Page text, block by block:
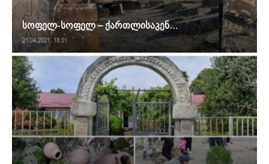
სოფელ-სოფელ – ქართლისაკენ…
21.04.2021. 18:01